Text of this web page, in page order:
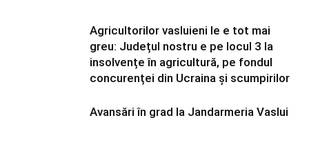
Agricultorilor vasluieni le e tot mai
greu: Județul nostru e pe locul 3 la
insolvențe în agricultură, pe fondul
concurenței din Ucraina și scumpirilor
Avansări în grad la Jandarmeria Vaslui